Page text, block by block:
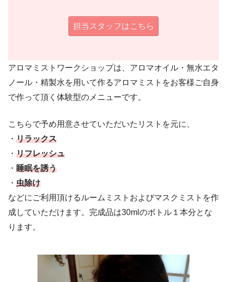
担当スタッフはこちら
アロマミストワークショップは、アロマオイル・無水エタ
ノール・精製水を用いて作るアロマミストをお客様ご自身
で作って頂く体験型のメニューです。
こちらで予め用意させていただいたリストを元に、
・ リラックス
・ リフレッシュ
・ 睡眠を誘う
・ 虫除け
などにご利用頂けるルームミストおよびマスクミストを作
成していただけます。完成品は30mlのボトル１本分とな
ります。